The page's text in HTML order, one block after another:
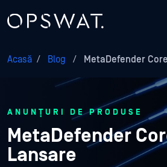
Acasă / Blog / MetaDefender
ANUNȚURI DE PRODUSE
MetaDefender
Lansare